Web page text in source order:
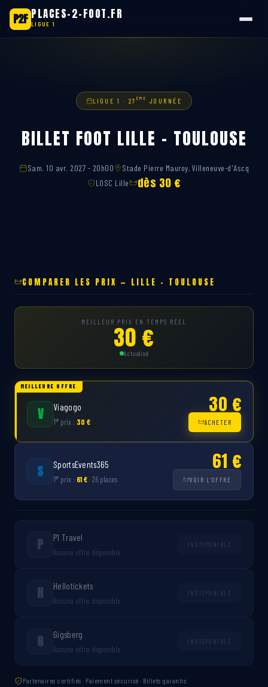
P2F PLACES-2-FOOT.FR
LIGUE 1
LIGUE 1 · 27 ÈME JOURNÉE
BILLET FOOT LILLE – TOULOUSE
Sam. 10 avr. 2027 - 20h00
Stade Pierre Mauroy, Villeneuve-d'Ascq
LOSC Lille
dès 30 €
COMPARER LES PRIX — LILLE – TOULOUSE
MEILLEUR PRIX EN TEMPS RÉEL
30 €
Actualisé
MEILLEURE OFFRE
V Viagogo
1er prix : 30 €
30 €
ACHETER
S SportsEvents365
1er prix : 61 €· 26 places
61 €
VOIR L'OFFRE
P P1 Travel
Aucune offre disponible
INDISPONIBLE
H Hellotickets
Aucune offre disponible
INDISPONIBLE
G Gigsberg
Aucune offre disponible
INDISPONIBLE
Partenaires certifiés · Paiement sécurisé · Billets garantis